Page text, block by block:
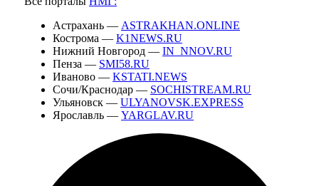
Астрахань — ASTRAKHAN.ONLINE
Кострома — K1NEWS.RU
Нижний Новгород — IN_NNOV.RU
Пенза — SMI58.RU
Иваново — KSTATI.NEWS
Сочи/Краснодар — SOCHISTREAM.RU
Ульяновск — ULYANOVSK.EXPRESS
Ярославль — YARGLAV.RU